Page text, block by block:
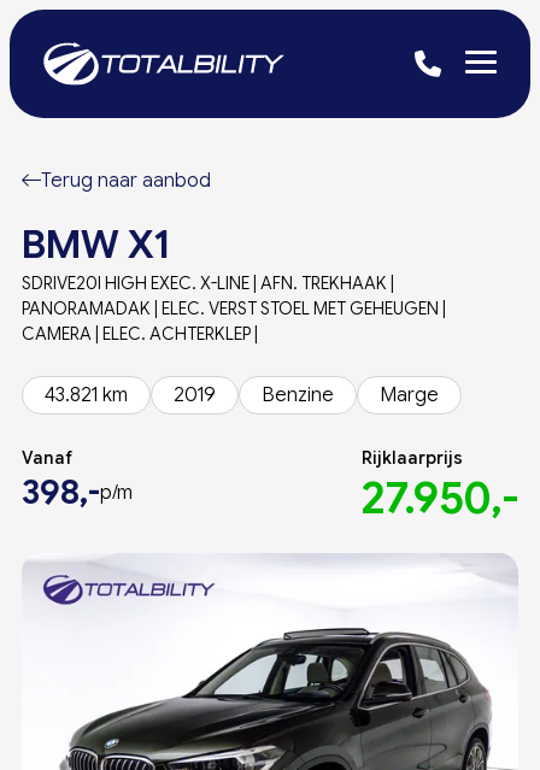
Terug naar aanbod
BMW X1
SDRIVE20I HIGH EXEC. X-LINE | AFN. TREKHAAK |
PANORAMADAK | ELEC. VERST STOEL MET GEHEUGEN |
CAMERA | ELEC. ACHTERKLEP |
43.821 km 2019 Benzine Marge
Rijklaarprijs
27.950,-
Vanaf
398,-p/m